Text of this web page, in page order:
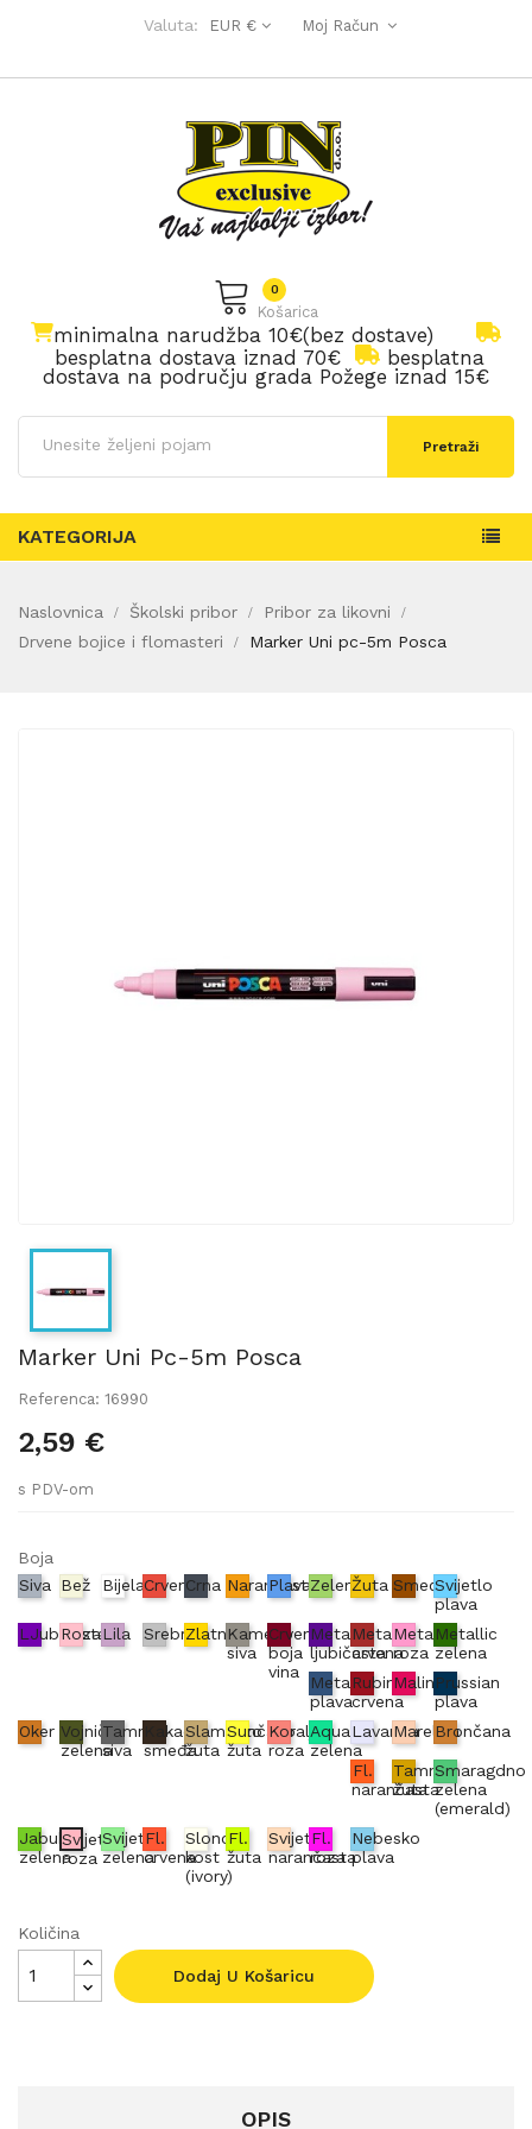
Valuta: EUR € Moj Račun
Košarica
0
minimalna narudžba 10€(bez dostave)
besplatna dostava iznad 70€
besplatna
dostava na području grada Požege iznad 15€
Pretraži
KATEGORIJA
Naslovnica Školski pribor
Pribor za likovni
Drvene bojice i flomasteri
Marker Uni pc-5m Posca
Marker Uni Pc-5m Posca
Referenca: 16990
2,59 €
s PDV-om
Boja
Siva
Bež BijelaCrvenaCrna Narančasta
PlavaZelenaŽuta SmeđaSvijetlo
plava
LJubičasta
RozaLila SrebrnaZlatnaKameno
siva
Crvena
boja
vina
Metallic
ljubičasta
Metallic
crvena
Metallic
roza
Metallic
zelena
Metallic
plava
Rubin
crvena
MalinaPrussian
plava
Oker Vojnički
zelena
Tamno
siva
Kakao
smeđa
Slamnato
žuta
Sunčano
žuta
Koraljno
roza
Aqua
zelena
LavandaMarelicaBrončana
Fl.
narančasta
Tamno
žuta
Smaragdno
zelena
(emerald)
Jabuka
zelena
Svijetlo
roza
Svijetlo
zelena
Fl.
crvena
Slonova
kost
(ivory)
Fl.
žuta
Svijetlo
narančasta
Fl.
roza
Nebesko
plava
Količina
Dodaj U Košaricu
OPIS